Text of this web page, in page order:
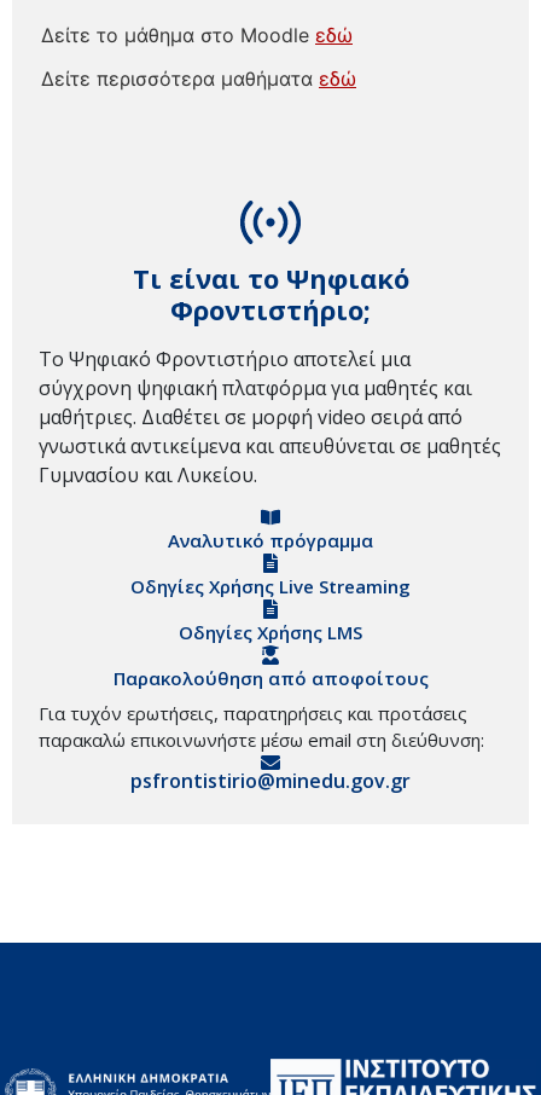
Τι είναι το Ψηφιακό
Φροντιστήριο;
Το Ψηφιακό Φροντιστήριο αποτελεί μια
σύγχρονη ψηφιακή πλατφόρμα για μαθητές και
μαθήτριες. Διαθέτει σε μορφή video σειρά από
γνωστικά αντικείμενα και απευθύνεται σε μαθητές
Γυμνασίου και Λυκείου.
Αναλυτικό πρόγραμμα
Οδηγίες Χρήσης Live Streaming
Οδηγίες Χρήσης LMS
Παρακολούθηση από αποφοίτους
Για τυχόν ερωτήσεις, παρατηρήσεις και προτάσεις
παρακαλώ επικοινωνήστε μέσω email στη διεύθυνση:
psfrontistirio@minedu.gov.gr
Δείτε το μάθημα στο Moodle εδώ
Δείτε περισσότερα μαθήματα εδώ